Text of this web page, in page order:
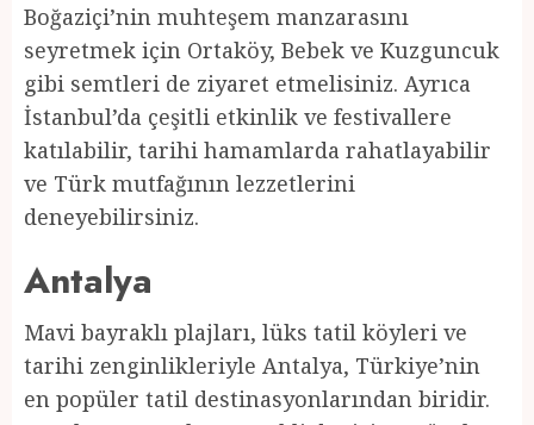
Boğaziçi’nin muhteşem manzarasını
seyretmek için Ortaköy, Bebek ve Kuzguncuk
gibi semtleri de ziyaret etmelisiniz. Ayrıca
İstanbul’da çeşitli etkinlik ve festivallere
katılabilir, tarihi hamamlarda rahatlayabilir
ve Türk mutfağının lezzetlerini
deneyebilirsiniz.
Antalya
Mavi bayraklı plajları, lüks tatil köyleri ve
tarihi zenginlikleriyle Antalya, Türkiye’nin
en popüler tatil destinasyonlarından biridir.